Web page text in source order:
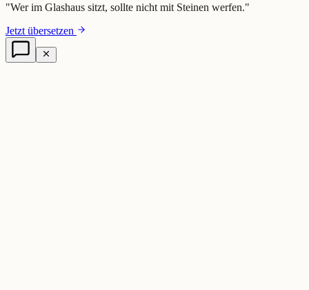
"Wer im Glashaus sitzt, sollte nicht mit Steinen werfen."
Jetzt übersetzen